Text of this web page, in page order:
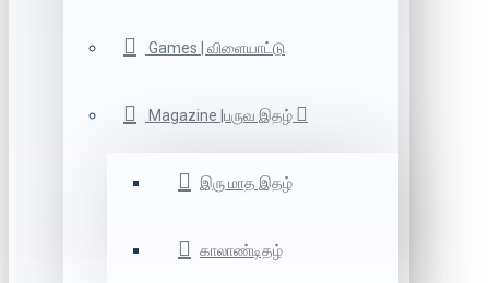
Games | விளையாட்டு
Magazine |பருவ இதழ்
இரு மாத இதழ்
காலாண்டிதழ்